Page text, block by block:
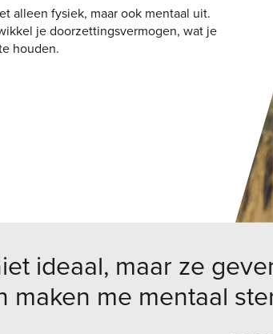
alleen fysiek, maar ook mentaal uit.
je doorzettingsvermogen, wat je
houden.
ideaal, maar ze
me mentaal